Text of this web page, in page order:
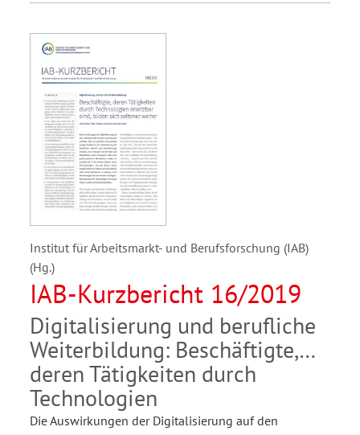
Institut für Arbeitsmarkt- und Berufsforschung (IAB)
(Hg.)
IAB-Kurzbericht 16/2019
Digitalisierung und berufliche
Weiterbildung: Beschäftigte,
deren Tätigkeiten durch
Technologien
Die Auswirkungen der Digitalisierung auf den